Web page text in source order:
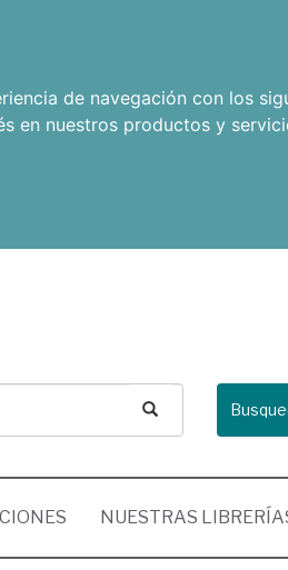
de navegación con los
en nuestros productos y
NUESTRAS